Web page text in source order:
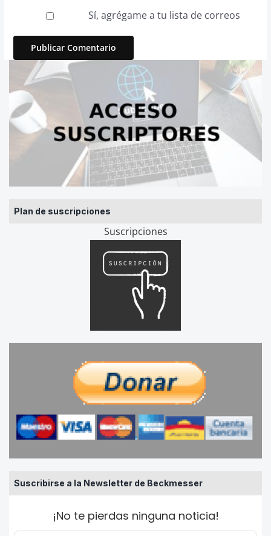
Plan de suscripciones
Suscripciones
Suscribirse a la Newsletter de Beckmesser
¡No te pierdas ninguna noticia!
Sí, agrégame a tu lista de correos